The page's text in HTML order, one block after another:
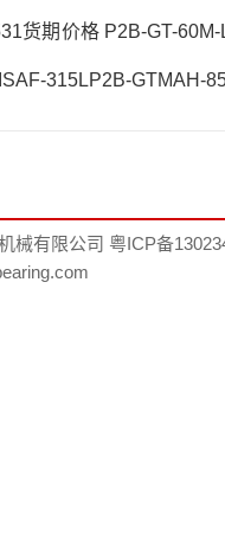
货期价格 P2B-GT-
315LP2B-GTMAH-
价格,P2B-
械有限公司 粤ICP备